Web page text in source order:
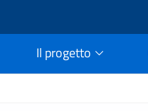
Il progetto